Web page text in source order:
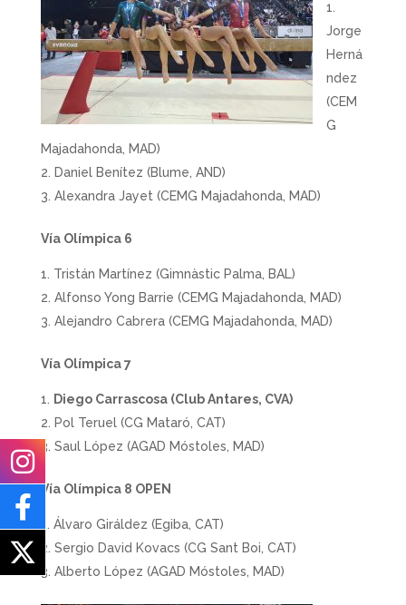
Jorge
Herná
ndez
(CEM
G
Majadahonda, MAD)
Daniel Benítez (Blume, AND)
Alexandra Jayet (CEMG Majadahonda, MAD)
Vía Olímpica 6
Tristán Martínez (Gimnàstic Palma, BAL)
Alfonso Yong Barrie (CEMG Majadahonda, MAD)
Alejandro Cabrera (CEMG Majadahonda, MAD)
Vía Olímpica 7
Diego Carrascosa (Club Antares, CVA)
Pol Teruel (CG Mataró, CAT)
Saul López (AGAD Móstoles, MAD)
Vía Olímpica 8 OPEN
Álvaro Giráldez (Egiba, CAT)
Sergio David Kovacs (CG Sant Boi, CAT)
Alberto López (AGAD Móstoles, MAD)